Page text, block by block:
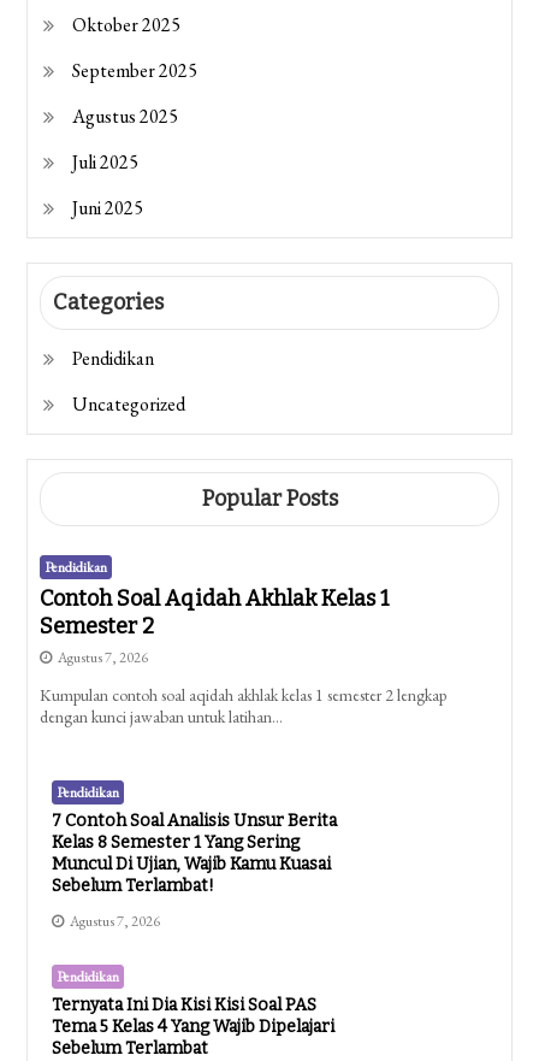
Oktober 2025
September 2025
Agustus 2025
Juli 2025
Juni 2025
Categories
Pendidikan
Uncategorized
Popular Posts
Pendidikan
Contoh Soal Aqidah Akhlak Kelas 1
Semester 2
Agustus 7, 2026
Kumpulan contoh soal aqidah akhlak kelas 1 semester 2 lengkap
dengan kunci jawaban untuk latihan…
Pendidikan
7 Contoh Soal Analisis Unsur Berita
Kelas 8 Semester 1 Yang Sering
Muncul Di Ujian, Wajib Kamu Kuasai
Sebelum Terlambat!
Agustus 7, 2026
Pendidikan
Ternyata Ini Dia Kisi Kisi Soal PAS
Tema 5 Kelas 4 Yang Wajib Dipelajari
Sebelum Terlambat